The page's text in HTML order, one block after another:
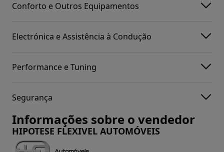
Conforto e Outros Equipamentos
Electrónica e Assistência à Condução
Performance e Tuning
Segurança
Informações sobre o vendedor
HIPOTESE FLEXIVEL AUTOMÓVEIS